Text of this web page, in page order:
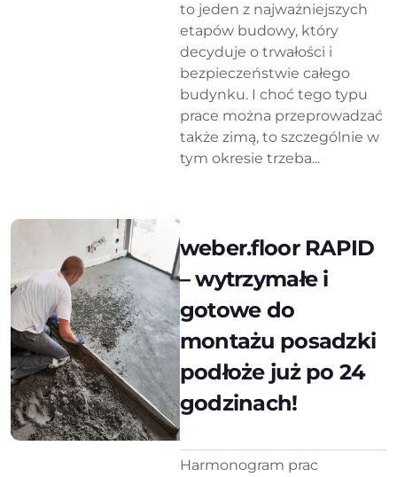
to jeden z najważniejszych
etapów budowy, który
decyduje o trwałości i
bezpieczeństwie całego
budynku. I choć tego typu
prace można przeprowadzać
także zimą, to szczególnie w
tym okresie trzeba...
weber.floor RAPID
– wytrzymałe i
gotowe do
montażu posadzki
podłoże już po 24
godzinach!
Harmonogram prac